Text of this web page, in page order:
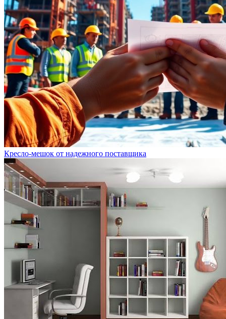
Кресло-мешок от надежного поставщика